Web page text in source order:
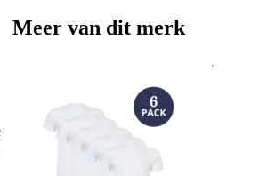
Meer van dit merk